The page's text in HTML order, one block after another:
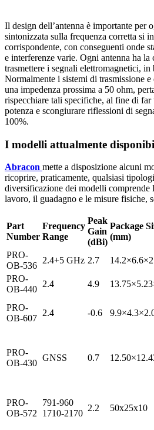
Il design dell’antenna è importante per
sintonizzata sulla frequenza corretta si
corrispondente, con conseguenti onde
e interferenze varie. Ogni antenna ha la
trasmettere i segnali elettromagnetici, in
Normalmente i sistemi di trasmissione
una impedenza prossima a 50 ohm,
rispecchiare tali specifiche, al fine di far
potenza e scongiurare riflessioni di
100%.
I modelli attualmente
Abracon mette a disposizione alcuni
ricoprire, praticamente, qualsiasi
diversificazione dei modelli comprende
lavoro, il guadagno e le misure fisiche,
Part
Number
Frequency
Range
Peak
Gain
(dBi)
Package
(mm)
PRO-
OB-536
2.4+5 GHz 2.7
PRO-
OB-440
2.4 4.9
PRO-
OB-607
2.4 -0.6
PRO-
OB-430
GNSS 0.7
PRO-
OB-572
791-960
1710-2170
2.2 50x25x10